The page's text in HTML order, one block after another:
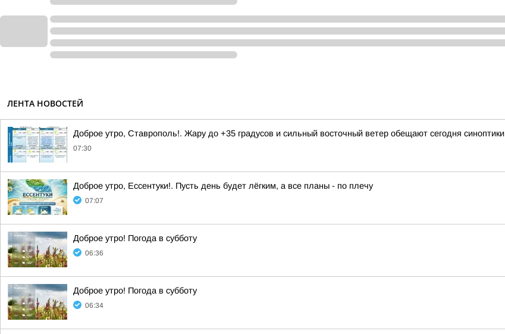
ЛЕНТА НОВОСТЕЙ
Доброе утро, Ставрополь!. Жару до +35 градусов и сильный восточный ветер обещают сегодня синоптики
07:30
Доброе утро, Ессентуки!. Пусть день будет лёгким, а все планы - по плечу
07:07
Доброе утро! Погода в субботу
06:36
Доброе утро! Погода в субботу
06:34